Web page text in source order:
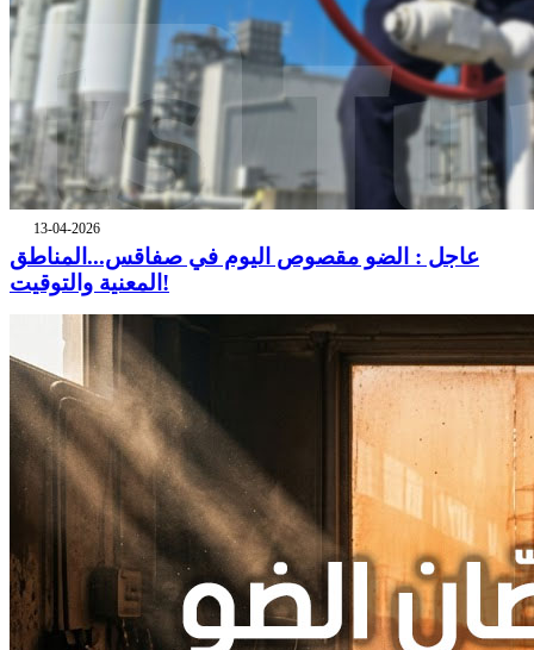
13-04-2026
عاجل : الضو مقصوص اليوم في صفاقس...المناطق
المعنية والتوقيت!